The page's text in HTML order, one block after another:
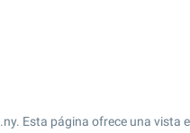
Esta página ofrece una vista